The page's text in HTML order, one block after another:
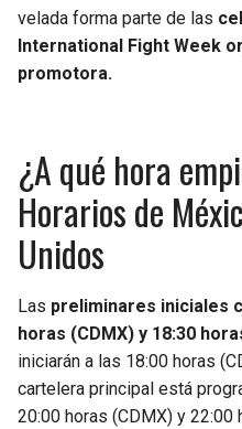
velada forma parte de las
International Fight Week
promotora.
¿A qué hora
Horarios de
Unidos
Las preliminares iniciales
horas (CDMX) y 18:30
iniciarán a las 18:00 horas
cartelera principal está
20:00 horas (CDMX) y 22:00